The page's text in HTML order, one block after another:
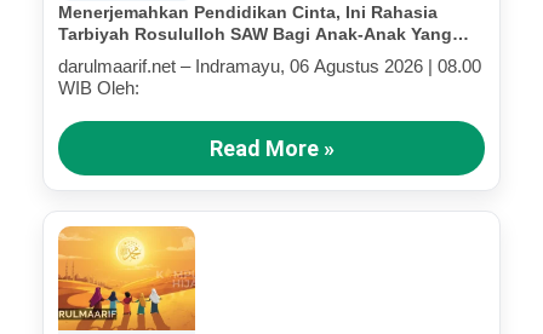
Menerjemahkan Pendidikan Cinta, Ini Rahasia
Tarbiyah Rosululloh SAW Bagi Anak-Anak Yang
Terluka (Bagian IV)
darulmaarif.net – Indramayu, 06 Agustus 2026 | 08.00
WIB Oleh:
Read More »